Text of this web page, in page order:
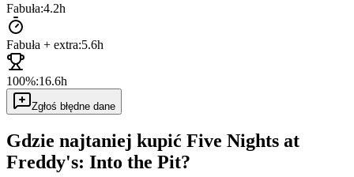
Fabuła:4.2h
Fabuła + extra:5.6h
100%:16.6h
Zgłoś błędne dane
Gdzie najtaniej kupić Five Nights at
Freddy's: Into the Pit?